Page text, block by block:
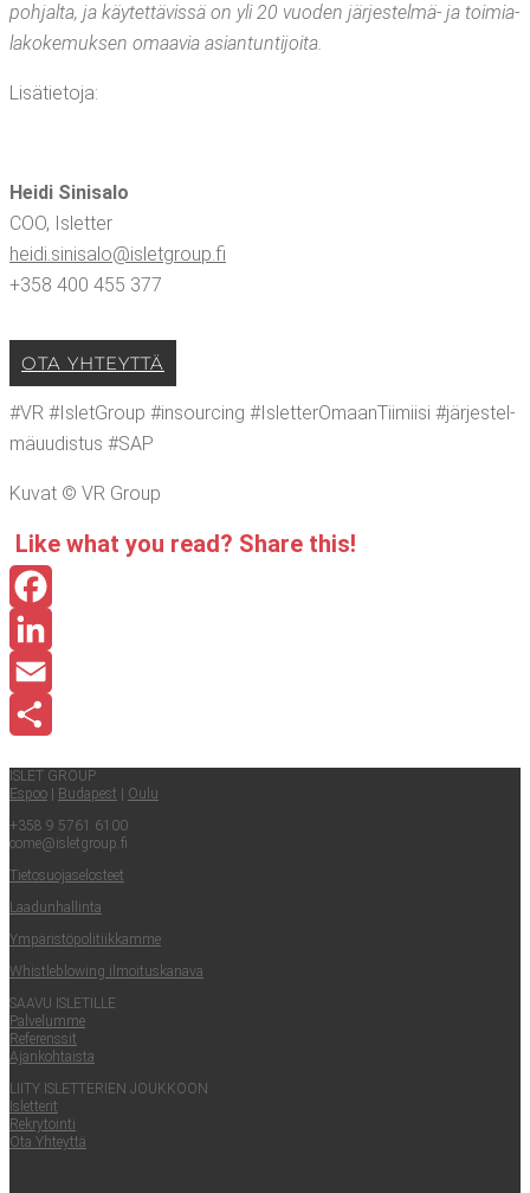
poh­jal­ta, ja käy­tet­tä­vis­sä on yli 20 vuo­den jär­jes­tel­mä- ja toi­mia­
la­ko­ke­muk­sen omaa­via asiantuntijoita.
Lisä­tie­to­ja:
Hei­di Sini­sa­lo
COO, Islet­ter
heidi.​sinisalo@​isletgroup.​fi
+358 400 455 377
OTA YHTEYT­TÄ
#VR #IsletGroup #insourcing #Islet­te­rO­maan­Tii­mii­si #jär­jes­tel­
mä­uu­dis­tus #SAP
Kuvat © VR Group
Like what you read? Sha­re this!
Facebook
LinkedIn
Email
ISLET GROUP
Espoo
Buda­pest
Oulu
+358 9 5761 6100
come@​isletgroup.​fi
Tie­to­suo­ja­se­los­teet
Laa­dun­hal­lin­ta
Ympä­ris­tö­po­li­tiik­kam­me
Whist­le­blowing ilmoituskanava
SAA­VU ISLETILLE
Pal­ve­lum­me
Refe­rens­sit
Ajan­koh­tais­ta
LII­TY ISLET­TE­RIEN JOUKKOON
Islet­te­rit
Rek­ry­toin­ti
Ota Yhteyt­tä